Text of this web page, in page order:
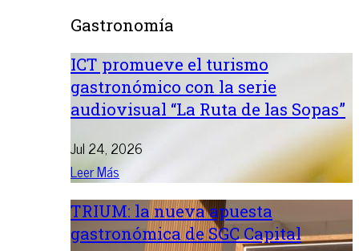
Gastronomía
ICT promueve el turismo
gastronómico con la serie
audiovisual “La Ruta de las Sopas”
Jul 24, 2026
Leer Más
TRIUM: la nueva apuesta
gastronómica de SGC Capital